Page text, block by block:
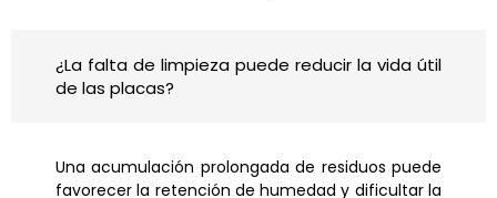
¿La falta de limpieza puede reducir la vida útil
de las placas?
Una acumulación prolongada de residuos puede
favorecer la retención de humedad y dificultar la